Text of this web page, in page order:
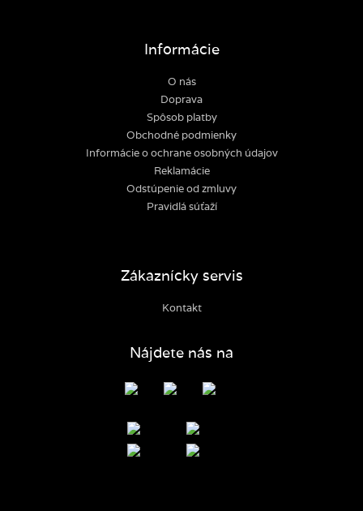
Informácie
O nás
Doprava
Spôsob platby
Obchodné podmienky
Informácie o ochrane osobných údajov
Reklamácie
Odstúpenie od zmluvy
Pravidlá súťaží
Zákaznícky servis
Kontakt
Nájdete nás na